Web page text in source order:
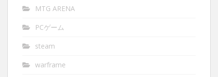
MTG ARENA
PCゲーム
steam
warframe